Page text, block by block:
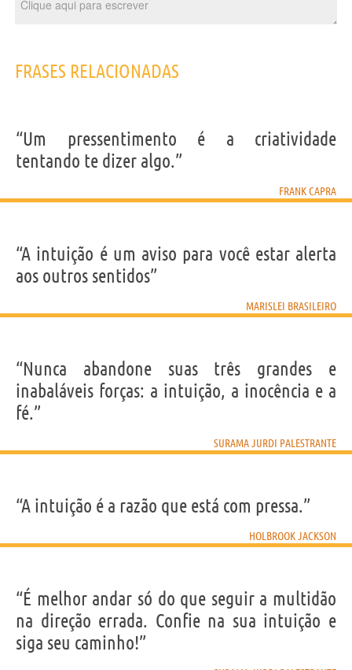
FRASES RELACIONADAS
“Um pressentimento é a criatividade
tentando te dizer algo.”
FRANK CAPRA
“A intuição é um aviso para você estar alerta
aos outros sentidos”
MARISLEI BRASILEIRO
“Nunca abandone suas três grandes e
inabaláveis forças: a intuição, a inocência e a
fé.”
SURAMA JURDI PALESTRANTE
“A intuição é a razão que está com pressa.”
HOLBROOK JACKSON
“É melhor andar só do que seguir a multidão
na direção errada. Confie na sua intuição e
siga seu caminho!”